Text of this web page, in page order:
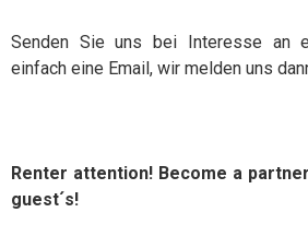
Senden Sie uns bei Interesse an
einfach eine Email, wir melden uns
Renter attention! Become a
guest´s!